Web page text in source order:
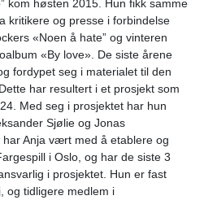
kom høsten 2015. Hun fikk samme
kritikere og presse i forbindelse
«Noen å hate” og vinteren
«By love». De siste årene
fordypet seg i materialet til den
har resultert i et prosjekt som
Med seg i prosjektet har hun
Sjølie og Jonas
Anja vært med å etablere og
i Oslo, og har de siste 3
i prosjektet. Hun er fast
og tidligere medlem i